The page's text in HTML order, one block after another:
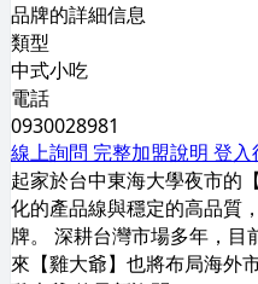
品牌的詳細信息
類型
中式小吃
電話
0930028981
線上詢問 完整加盟說明 登入
起家於台中東海大學夜市的
化的產品線與穩定的高品質
牌。 深耕台灣市場多年，目
來【雞大爺】也將布局海外